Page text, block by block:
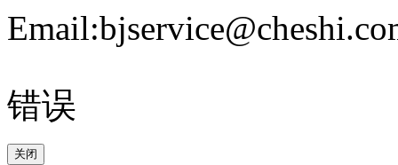
错误
关闭